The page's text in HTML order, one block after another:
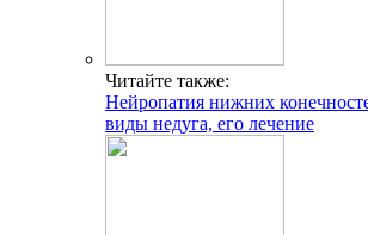
Читайте также:
Нейропатия нижних
виды недуга, его лечение